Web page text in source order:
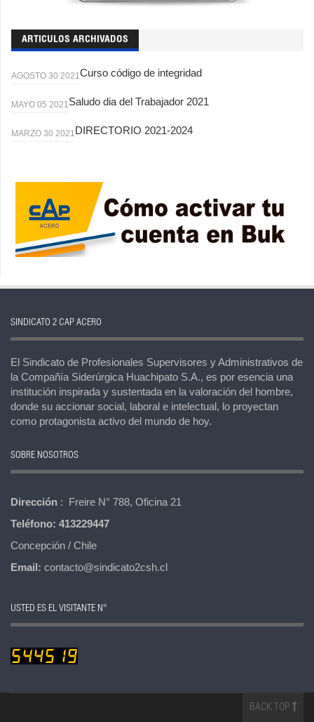
ARTICULOS ARCHIVADOS
AGOSTO 30 2021Curso código de integridad
MAYO 05 2021Saludo dia del Trabajador 2021
MARZO 30 2021DIRECTORIO 2021-2024
SINDICATO 2 CAP ACERO
El Sindicato de Profesionales Supervisores y Administrativos de
la Compañía Siderúrgica Huachipato S.A., es por esencia una
institución inspirada y sustentada en la valoración del hombre,
donde su accionar social, laboral e intelectual, lo proyectan
como protagonista activo del mundo de hoy.
SOBRE NOSOTROS
Dirección : Freire N° 788, Oficina 21
Teléfono: 413229447
Concepción / Chile
Email: contacto@sindicato2csh.cl
USTED ES EL VISITANTE N°
BACK TOP